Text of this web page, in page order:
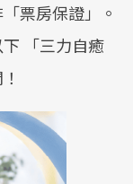
票房保證」。
「三力自癒